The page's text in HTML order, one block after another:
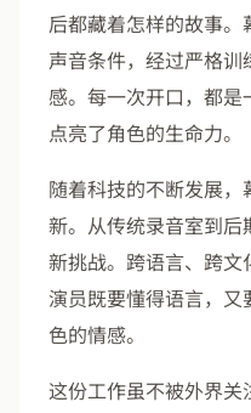
后都藏着怎样的故事
声音条件，经过严格
感。每一次开口，都
点亮了角色的生命力。
随着科技的不断发展
新。从传统录音室到后
新挑战。跨语言、跨文
演员既要懂得语言，又
色的情感。
这份工作虽不被外界关